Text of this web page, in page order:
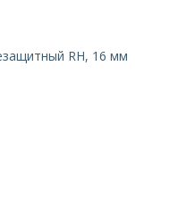
RH, 16 мм